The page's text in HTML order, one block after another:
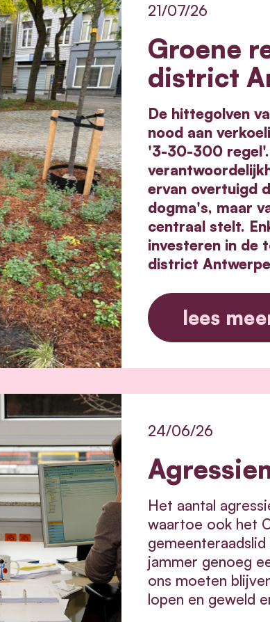
Groene
district
21/07/26
De hittegolven
nood aan
'3-30-300 regel'.
ervan overtuigd
dogma's, maar
centraal stelt.
investeren in de
district
lees
24/06/26
Het aantal
waartoe ook het
jammer genoeg
ons moeten
lopen en geweld